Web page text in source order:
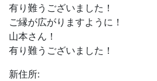
有り難うございました！
ご縁が広がりますように！
山本さん！
有り難うございました！
新住所: